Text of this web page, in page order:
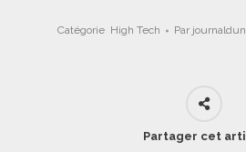
Catégorie High Tech Par
Partager cet